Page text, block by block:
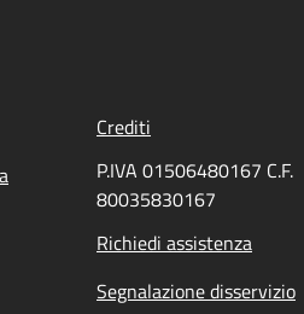
Crediti
P.IVA 01506480167 C.F.
80035830167
Richiedi assistenza
Segnalazione disservizio